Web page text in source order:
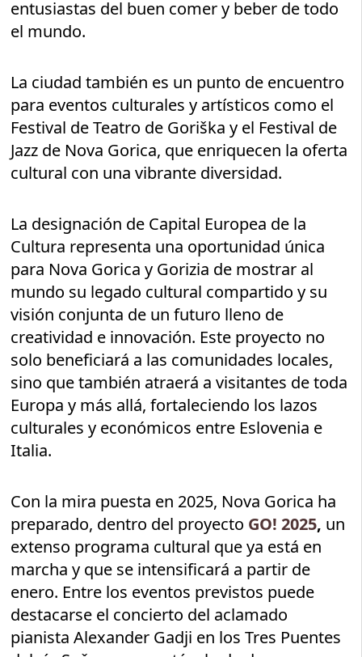
entusiastas del buen comer y beber de todo
el mundo.
La ciudad también es un punto de encuentro
para eventos culturales y artísticos como el
Festival de Teatro de Goriška y el Festival de
Jazz de Nova Gorica, que enriquecen la oferta
cultural con una vibrante diversidad.
La designación de Capital Europea de la
Cultura representa una oportunidad única
para Nova Gorica y Gorizia de mostrar al
mundo su legado cultural compartido y su
visión conjunta de un futuro lleno de
creatividad e innovación. Este proyecto no
solo beneficiará a las comunidades locales,
sino que también atraerá a visitantes de toda
Europa y más allá, fortaleciendo los lazos
culturales y económicos entre Eslovenia e
Italia.
Con la mira puesta en 2025, Nova Gorica ha
preparado, dentro del proyecto GO! 2025, un
extenso programa cultural que ya está en
marcha y que se intensificará a partir de
enero. Entre los eventos previstos puede
destacarse el concierto del aclamado
pianista Alexander Gadji en los Tres Puentes